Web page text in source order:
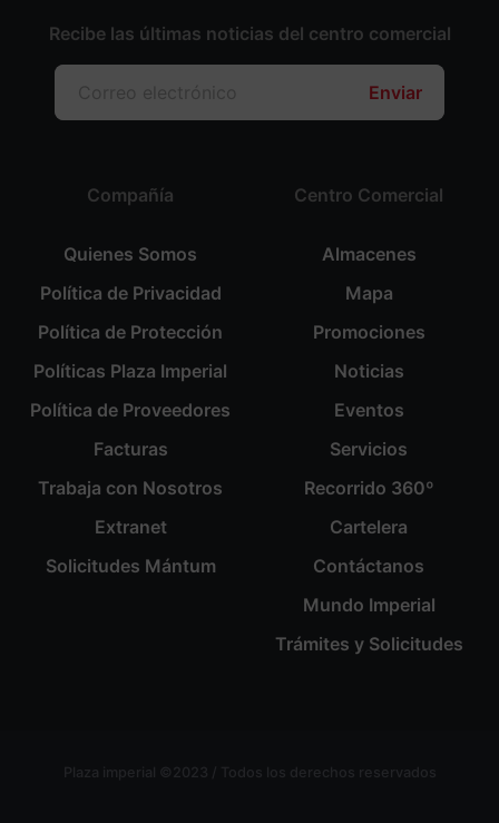
Compañía
Quienes Somos
Política de Privacidad
Política de Protección
Políticas Plaza Imperial
Política de Proveedores
Facturas
Trabaja con Nosotros
Extranet
Solicitudes Mántum
Centro Comercial
Almacenes
Mapa
Promociones
Noticias
Eventos
Servicios
Recorrido 360º
Cartelera
Contáctanos
Mundo Imperial
Trámites y Solicitudes
Recibe las últimas noticias del centro comercial
Enviar
Plaza imperial ©2023 / Todos los derechos reservados